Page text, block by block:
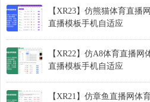
【XR23】仿熊猫体育直播
直播模板手机自适应
【XR22】仿A8体育直播
直播模板手机自适应
【XR21】仿章鱼直播网体